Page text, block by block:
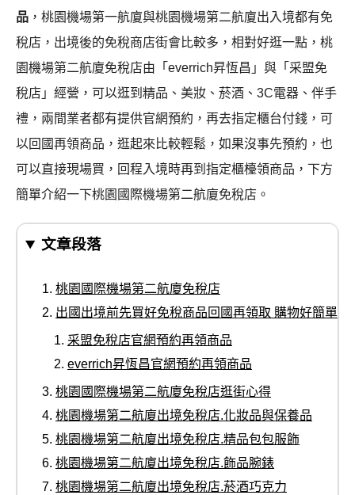
品 ，桃園機場第一航廈與桃園機場第二航廈出入境都有免
稅店，出境後的免稅商店街會比較多，相對好逛一點，桃
園機場第二航廈免稅店由「everrich昇恆昌」與「采盟免
稅店」經營，可以逛到精品、美妝、菸酒、3C電器、伴手
禮，兩間業者都有提供官網預約，再去指定櫃台付錢，可
以回國再領商品，逛起來比較輕鬆，如果沒事先預約，也
可以直接現場買，回程入境時再到指定櫃檯領商品，下方
簡單介紹一下桃園國際機場第二航廈免稅店。
文章段落
桃園國際機場第二航廈免稅店
出國出境前先買好免稅商品回國再領取 購物好簡單
采盟免稅店官網預約再領商品
everrich昇恆昌官網預約再領商品
桃園國際機場第二航廈免稅店逛街心得
桃園機場第二航廈出境免稅店.化妝品與保養品
桃園機場第二航廈出境免稅店.精品包包服飾
桃園機場第二航廈出境免稅店.飾品腕錶
桃園機場第二航廈出境免稅店.菸酒巧克力